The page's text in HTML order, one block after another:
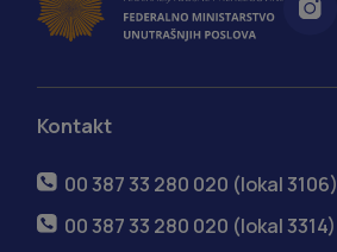
Kontakt
00 387 33 280 020 (lokal 3106)
00 387 33 280 020 (lokal 3314)